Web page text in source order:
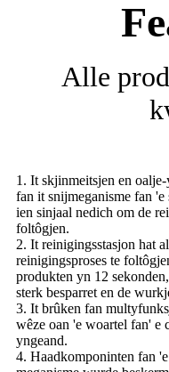
Alle
1. It skjinmeitsjen en
fan it snijmeganisme fan
ien sinjaal nedich om de
foltôgjen.
2. It reinigingsstasjon hat
reinigingsproses te
produkten yn 12
sterk besparret en de
3. It brûken fan
wêze oan 'e woartel fan' e
yngeand.
4. Haadkomponinten fan